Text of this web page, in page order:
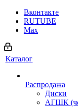
Вконтакте
RUTUBE
Max
Каталог
Распродажа
Диски
АГШК